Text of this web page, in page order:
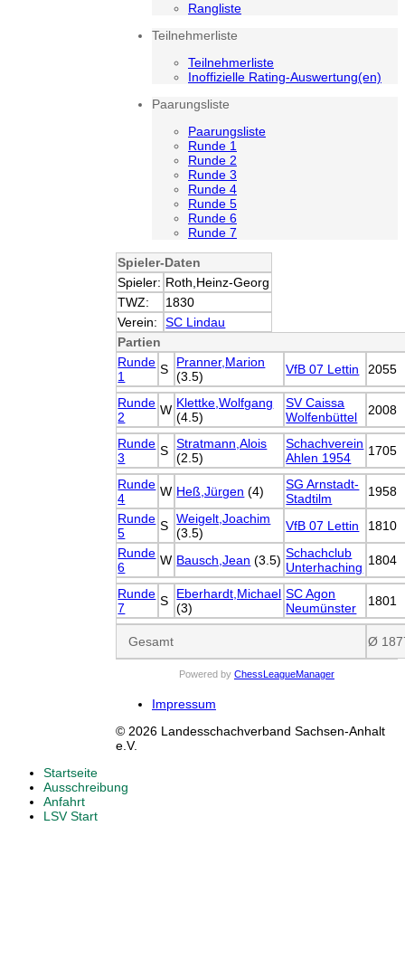
Rangliste
Teilnehmerliste
Teilnehmerliste
Inoffizielle Rating-Auswertung(en)
Paarungsliste
Paarungsliste
Runde 1
Runde 2
Runde 3
Runde 4
Runde 5
Runde 6
Runde 7
Spieler-Daten
Spieler: Roth,Heinz-Georg
TWZ:
1830
Verein:
SC Lindau
Partien
Runde
1
S
Pranner,Marion
(3.5)
VfB 07 Lettin 2055
Runde
2
W Klettke,Wolfgang
(4.5)
SV Caissa
Wolfenbüttel
2008
Runde
3
S Stratmann,Alois
(2.5)
Schachverein
Ahlen 1954
1705
Runde
4
W Heß,Jürgen (4)
SG Arnstadt-
Stadtilm
1958
Runde
5
S Weigelt,Joachim
(3.5)
VfB 07 Lettin
1810
Runde
6
W Bausch,Jean (3.5) Schachclub
Unterhaching 1804
Runde
7
S
Eberhardt,Michael
(3)
SC Agon
Neumünster
1801
Gesamt Ø
Powered by ChessLeagueManager
Impressum
© 2026 Landesschachverband Sachsen-Anhalt
e.V.
Startseite
Ausschreibung
Anfahrt
LSV Start